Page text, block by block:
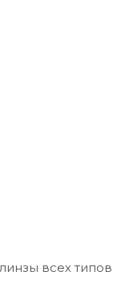
всех типов